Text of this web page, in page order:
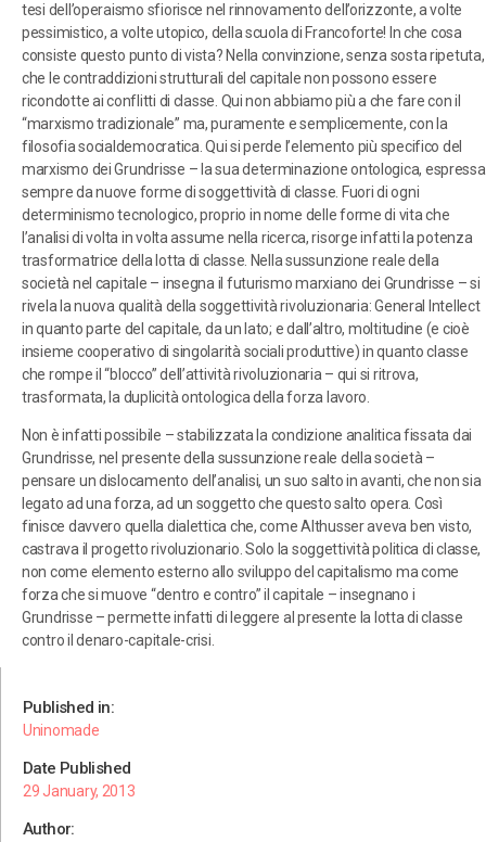
tesi dell’operaismo sfiorisce nel rinnovamento dell’orizzonte, a volte
pessimistico, a volte utopico, della scuola di Francoforte! In che cosa
consiste questo punto di vista? Nella convinzione, senza sosta ripetuta,
che le contraddizioni strutturali del capitale non possono essere
ricondotte ai conflitti di classe. Qui non abbiamo più a che fare con il
“marxismo tradizionale” ma, puramente e semplicemente, con la
filosofia socialdemocratica. Qui si perde l’elemento più specifico del
marxismo dei Grundrisse – la sua determinazione ontologica, espressa
sempre da nuove forme di soggettività di classe. Fuori di ogni
determinismo tecnologico, proprio in nome delle forme di vita che
l’analisi di volta in volta assume nella ricerca, risorge infatti la potenza
trasformatrice della lotta di classe. Nella sussunzione reale della
società nel capitale – insegna il futurismo marxiano dei Grundrisse – si
rivela la nuova qualità della soggettività rivoluzionaria: General Intellect
in quanto parte del capitale, da un lato; e dall’altro, moltitudine (e cioè
insieme cooperativo di singolarità sociali produttive) in quanto classe
che rompe il “blocco” dell’attività rivoluzionaria – qui si ritrova,
trasformata, la duplicità ontologica della forza lavoro.
Non è infatti possibile – stabilizzata la condizione analitica fissata dai
Grundrisse, nel presente della sussunzione reale della società –
pensare un dislocamento dell’analisi, un suo salto in avanti, che non sia
legato ad una forza, ad un soggetto che questo salto opera. Così
finisce davvero quella dialettica che, come Althusser aveva ben visto,
castrava il progetto rivoluzionario. Solo la soggettività politica di classe,
non come elemento esterno allo sviluppo del capitalismo ma come
forza che si muove “dentro e contro” il capitale – insegnano i
Grundrisse – permette infatti di leggere al presente la lotta di classe
contro il denaro-capitale-crisi.
Published in:
Uninomade
Date Published
29 January, 2013
Author: